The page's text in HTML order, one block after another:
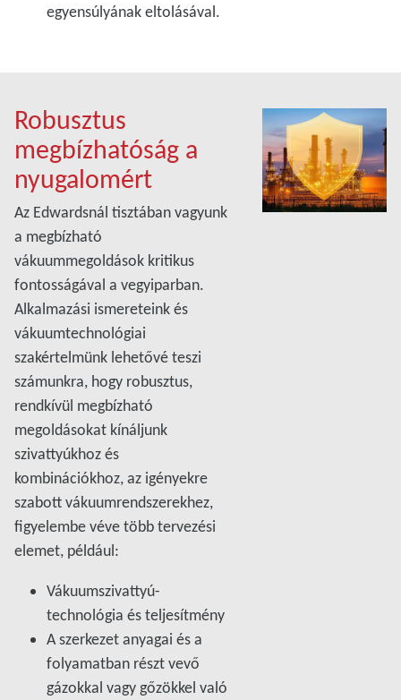
egyensúlyának eltolásával.
Robusztus
megbízhatóság a
nyugalomért
Az Edwardsnál tisztában vagyunk
a megbízható
vákuummegoldások kritikus
fontosságával a vegyiparban.
Alkalmazási ismereteink és
vákuumtechnológiai
szakértelmünk lehetővé teszi
számunkra, hogy robusztus,
rendkívül megbízható
megoldásokat kínáljunk
szivattyúkhoz és
kombinációkhoz, az igényekre
szabott vákuumrendszerekhez,
figyelembe véve több tervezési
elemet, például:
Vákuumszivattyú-
technológia és teljesítmény
A szerkezet anyagai és a
folyamatban részt vevő
gázokkal vagy gőzökkel való